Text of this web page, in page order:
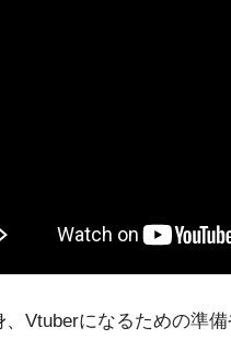
、Vtuberになるための準